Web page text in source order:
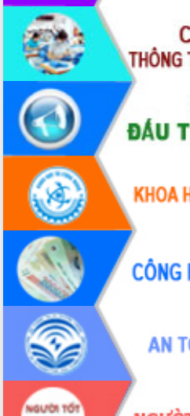
Hội nghị triển khai kết nối mạng
truyền số liệu chuyên dùng phục vụ cơ
quan Đảng, Nhà nước
Lễ phát động chuỗi hoạt động chung
tay làm sạch môi trường
Xã Ea Kar bước chuyển mình trong
công tác cải cách hành chính mô hình
mới
UBND tỉnh họp báo định kỳ tháng 4
năm 2026
Hội thảo khoa học “Giải pháp thúc đẩy
phát triển nền kinh tế xanh tại tỉnh
Đắk Lắk”
Tăng cường giám sát, đôn đốc thực
hiện nhiệm vụ quản lý tài sản công
hàng tuần
Tháo gỡ những vướng mắc, đẩy mạnh
công tác cải cách thủ tục hành chính
tại Trung tâm Phục vụ hành chính
công tỉnh
Đắk Lắk: Tôn vinh 46 giải pháp tại Hội
thi Sáng tạo Kỹ thuật 2024 - 2025
Đắk Lắk rà soát, điều chỉnh Đề án 190
về phát triển nuôi trồng thủy sản